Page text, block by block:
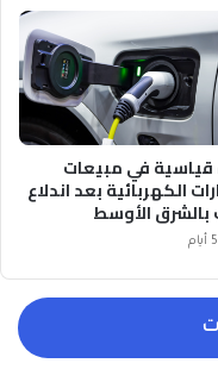
قياسية في مبيعات
الكهربائية بعد اندلاع
بالشرق الأوسط